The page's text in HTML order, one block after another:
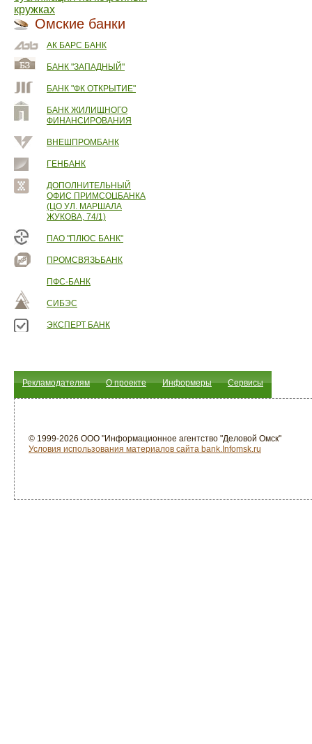
кружках
Омские банки
АК БАРС БАНК
БАНК "ЗАПАДНЫЙ"
БАНК "ФК ОТКРЫТИЕ"
БАНК ЖИЛИЩНОГО
ФИНАНСИРОВАНИЯ
ВНЕШПРОМБАНК
ГЕНБАНК
ДОПОЛНИТЕЛЬНЫЙ
ОФИС ПРИМСОЦБАНКА
(ЦО УЛ. МАРШАЛА
ЖУКОВА, 74/1)
ПАО "ПЛЮС БАНК"
ПРОМСВЯЗЬБАНК
ПФС-БАНК
СИБЭС
ЭКСПЕРТ БАНК
Рекламодателям О проекте Информеры Сервисы
© 1999-2026 ООО "Информационное агентство "Деловой Омск"
Условия использования материалов сайта bank.Infomsk.ru